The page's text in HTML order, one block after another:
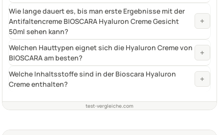
Wie lange dauert es, bis man erste Ergebnisse mit der
Antifaltencreme BIOSCARA Hyaluron Creme Gesicht
50ml sehen kann?
+
Welchen Hauttypen eignet sich die Hyaluron Creme von
BIOSCARA am besten?
+
Welche Inhaltsstoffe sind in der Bioscara Hyaluron
Creme enthalten?
+
test-vergleiche.com